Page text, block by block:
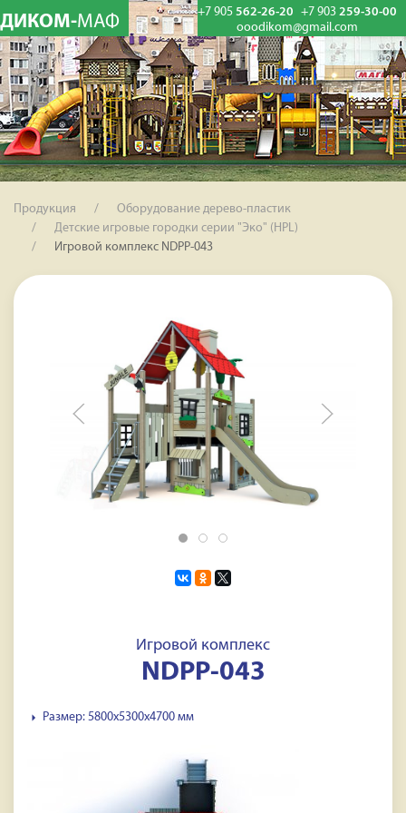
ДИКОМ-МАФ +7 905 562-26-20 +7 903 259-30-00
ooodikom@gmail.com
Продукция
Оборудование дерево-пластик
Детские игровые городки серии "Эко" (HPL)
Игровой комплекс NDPP-043
Игровой комплекс
NDPP-043
Размер: 5800х5300х4700 мм